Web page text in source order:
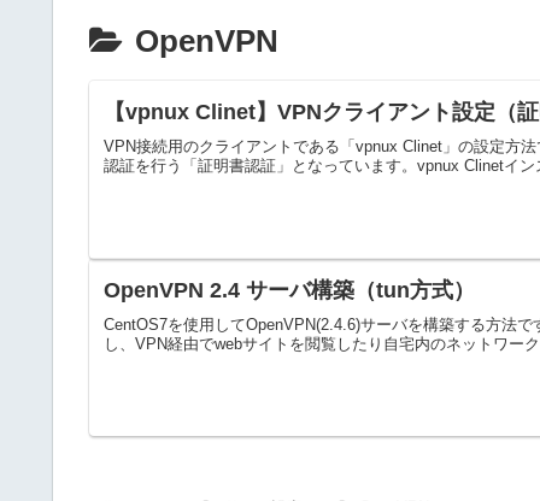
OpenVPN
【vpnux Clinet】VPNクライアント設定（証
VPN接続用のクライアントである「vpnux Clinet」の設定方
認証を行う「証明書認証」となっています。vpnux Clinetイン
OpenVPN 2.4 サーバ構築（tun方式）
CentOS7を使用してOpenVPN(2.4.6)サーバを構築する方法
し、VPN経由でwebサイトを閲覧したり自宅内のネットワー